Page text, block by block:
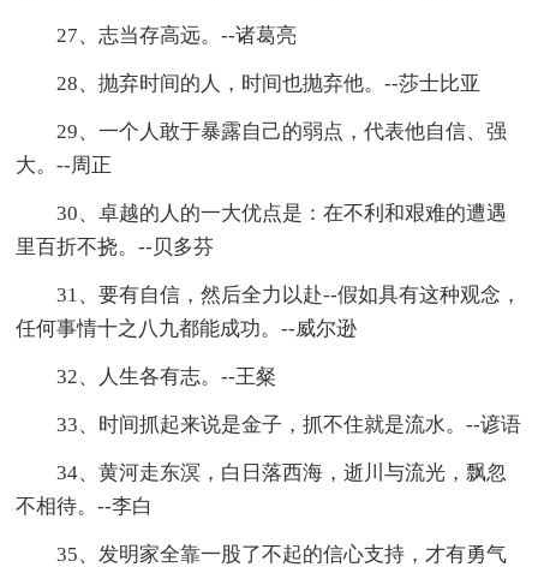
27、志当存高远。--诸葛亮
28、抛弃时间的人，时间也抛弃他。--莎士比亚
29、一个人敢于暴露自己的弱点，代表他自信、强
大。--周正
30、卓越的人的一大优点是：在不利和艰难的遭遇
里百折不挠。--贝多芬
31、要有自信，然后全力以赴--假如具有这种观念，
任何事情十之八九都能成功。--威尔逊
32、人生各有志。--王粲
33、时间抓起来说是金子，抓不住就是流水。--谚语
34、黄河走东溟，白日落西海，逝川与流光，飘忽
不相待。--李白
35、发明家全靠一股了不起的信心支持，才有勇气